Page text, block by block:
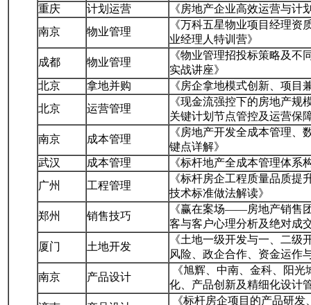
重庆
计划运营
《房地产企业高效运营与计
南京
物业管理
《万科五星物业项目经理
业经理人特训营》
成都
物业管理
《物业管理招投标策略及
实战讲座》
北京
拿地并购
《房企拿地模式创新、项目
北京
运营管理
《现金流强控下的房地产
关键计划节点管控及运营保
南京
成本管理
《房地产开发全成本管理
键点详解》
武汉
成本管理
《标杆地产全成本管理体系
广州
工程管理
《标杆房企工程质量品质
技术标准做法解读》
郑州
销售技巧
《赢在案场——房地产销售
客与客户心理分析及绝对成
厦门
土地开发
《土地一级开发与一、二
风险、政企合作、资金运作
南京
产品设计
《旭辉、中南、金科、阳
化、产品创新及精细化设计
《标杆房企项目的产品研